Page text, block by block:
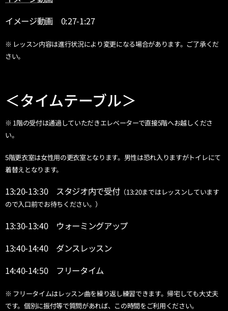
イメージ動画 0:27-1:27
※ レッスン内容は進行状況により変更になる場合があります。ご了承くだ
さい。
＜タイムテーブル＞
※ 1階の受付は通過していただきエレベーターで直接5階へお越しくださ
い。
5階更衣室は女性用の更衣室となります。男性は恐れ入りますがトイレにて
着替えとなります。
13:20-13:30 スタジオ内で受付（13:20まではレッスンしています
ので入口前でお待ちください。）
13:30-13:40 ウォーミングアップ
13:40-14:40 ダンスレッスン
14:40-14:50 フリータイム
※ フリータイムはレッスン曲を繰り返し練習できます。帰宅しても大丈夫
です。個別に振付等で質問があれば、この時間をご利用ください。